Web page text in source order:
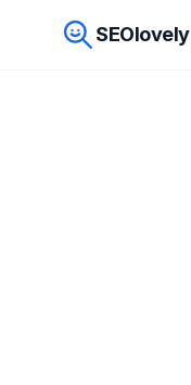
SEOlovely